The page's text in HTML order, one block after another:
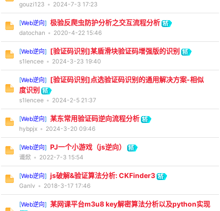
gouzi123 • 2024-7-3 17:23
[Web逆向] 极验反爬虫防护分析之交互流程分析
datochan • 2020-4-22 15:46
[Web逆向] [验证码识别]某盾滑块验证码增强版的识别
s1lencee • 2024-3-23 19:40
[Web逆向] [验证码识别]点选验证码识别的通用解决方案-相似
度识别
s1lencee • 2024-2-5 21:37
[Web逆向] 某东常用验证码逆向流程分析
hybpjx • 2024-3-20 09:46
[Web逆向] PJ一个小游戏（js逆向）
谶焮 • 2022-7-3 15:54
[Web逆向] js破解&验证算法分析: CKFinder3
Ganlv • 2018-3-17 17:46
[Web逆向] 某网课平台m3u8 key解密算法分析以及python实现